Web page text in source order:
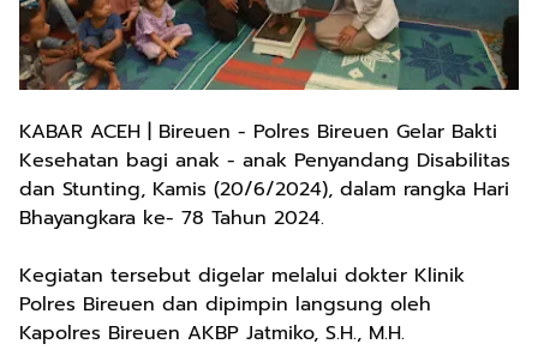
KABAR ACEH | Bireuen - Polres Bireuen Gelar Bakti
Kesehatan bagi anak - anak Penyandang Disabilitas
dan Stunting, Kamis (20/6/2024), dalam rangka Hari
Bhayangkara ke- 78 Tahun 2024.
Kegiatan tersebut digelar melalui dokter Klinik
Polres Bireuen dan dipimpin langsung oleh
Kapolres Bireuen AKBP Jatmiko, S.H., M.H.